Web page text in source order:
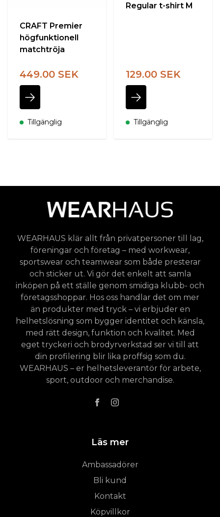
CRAFT Premier
högfunktionell
matchtröja
449.00 SEK
Tillgänglig
Regular t-shirt M
129.00 SEK
Tillgänglig
WEARHAUS klär allt från privatpersoner till lag,
föreningar och företag – med workwear,
sportswear och teamwear som både presterar
och sticker ut. Vi gör det enkelt att samla
inköpen på ett ställe genom smidiga klubb- och
företagsshoppar. Hos oss handlar det om mer
än produkter med tryck – vi erbjuder en
helhetslösning som bygger identitet och känsla,
med rätt design, funktion och kvalitet. Med
eget tryckeri och brodyrverkstad ser vi till att
din profilering blir lika proffsig som du.
WEARHAUS – er helhetsleverantör för arbete,
sport, outdoor och merchandise.
Läs mer
Ambassadörer
Bli kund
Kontakt
Köpvillkor